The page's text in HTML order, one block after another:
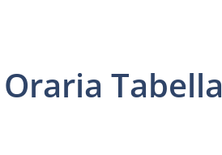
Tabella